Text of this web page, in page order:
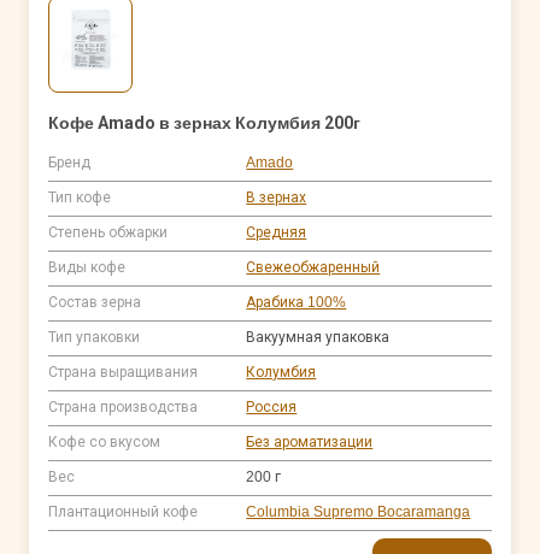
Кофе Amado в зернах Колумбия 200г
Бренд Amado
Тип кофе В зернах
Степень обжарки Средняя
Виды кофе Свежеобжаренный
Состав зерна Арабика 100%
Тип упаковки Вакуумная упаковка
Страна выращивания Колумбия
Страна производства Россия
Кофе со вкусом Без ароматизации
Вес 200 г
Плантационный кофе Columbia Supremo Bocaramanga